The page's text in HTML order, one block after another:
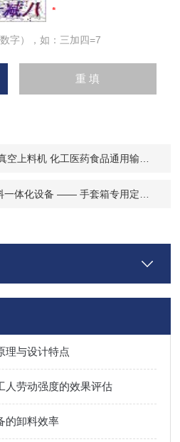
字），如：三加四=7
上料机 化工医药食品通用输送设备
化设备 —— 手套箱专用定量加料装置
理与设计特点
人劳动强度的效果评估
的卸料效率